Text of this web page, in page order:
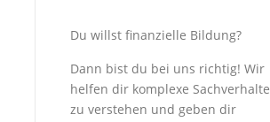
Du willst finanzielle Bildung?
Dann bist du bei uns richtig! Wir
helfen dir komplexe Sachverhalte
zu verstehen und geben dir